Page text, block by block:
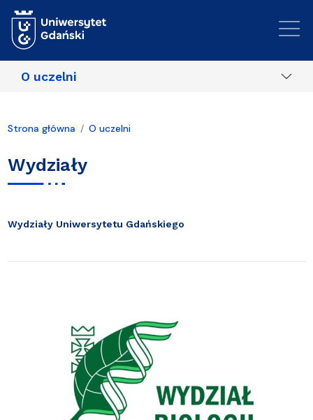
O uczelni
Strona główna O uczelni
Wydziały
Wydziały Uniwersytetu Gdańskiego